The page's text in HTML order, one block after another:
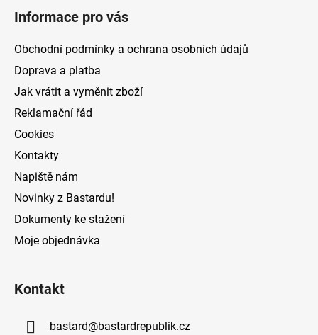
Informace pro vás
Obchodní podmínky a ochrana osobních údajů
Doprava a platba
Jak vrátit a vyměnit zboží
Reklamační řád
Cookies
Kontakty
Napiště nám
Novinky z Bastardu!
Dokumenty ke stažení
Moje objednávka
Kontakt
bastard@bastardrepublik.cz